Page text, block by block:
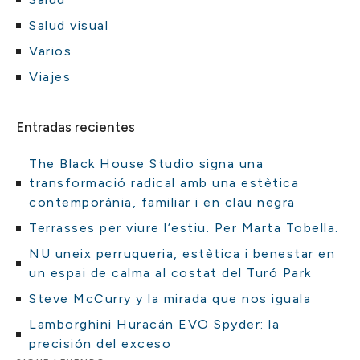
Salud visual
Varios
Viajes
Entradas recientes
The Black House Studio signa una
transformació radical amb una estètica
contemporània, familiar i en clau negra
Terrasses per viure l’estiu. Per Marta Tobella.
NU uneix perruqueria, estètica i benestar en
un espai de calma al costat del Turó Park
Steve McCurry y la mirada que nos iguala
Lamborghini Huracán EVO Spyder: la
precisión del exceso